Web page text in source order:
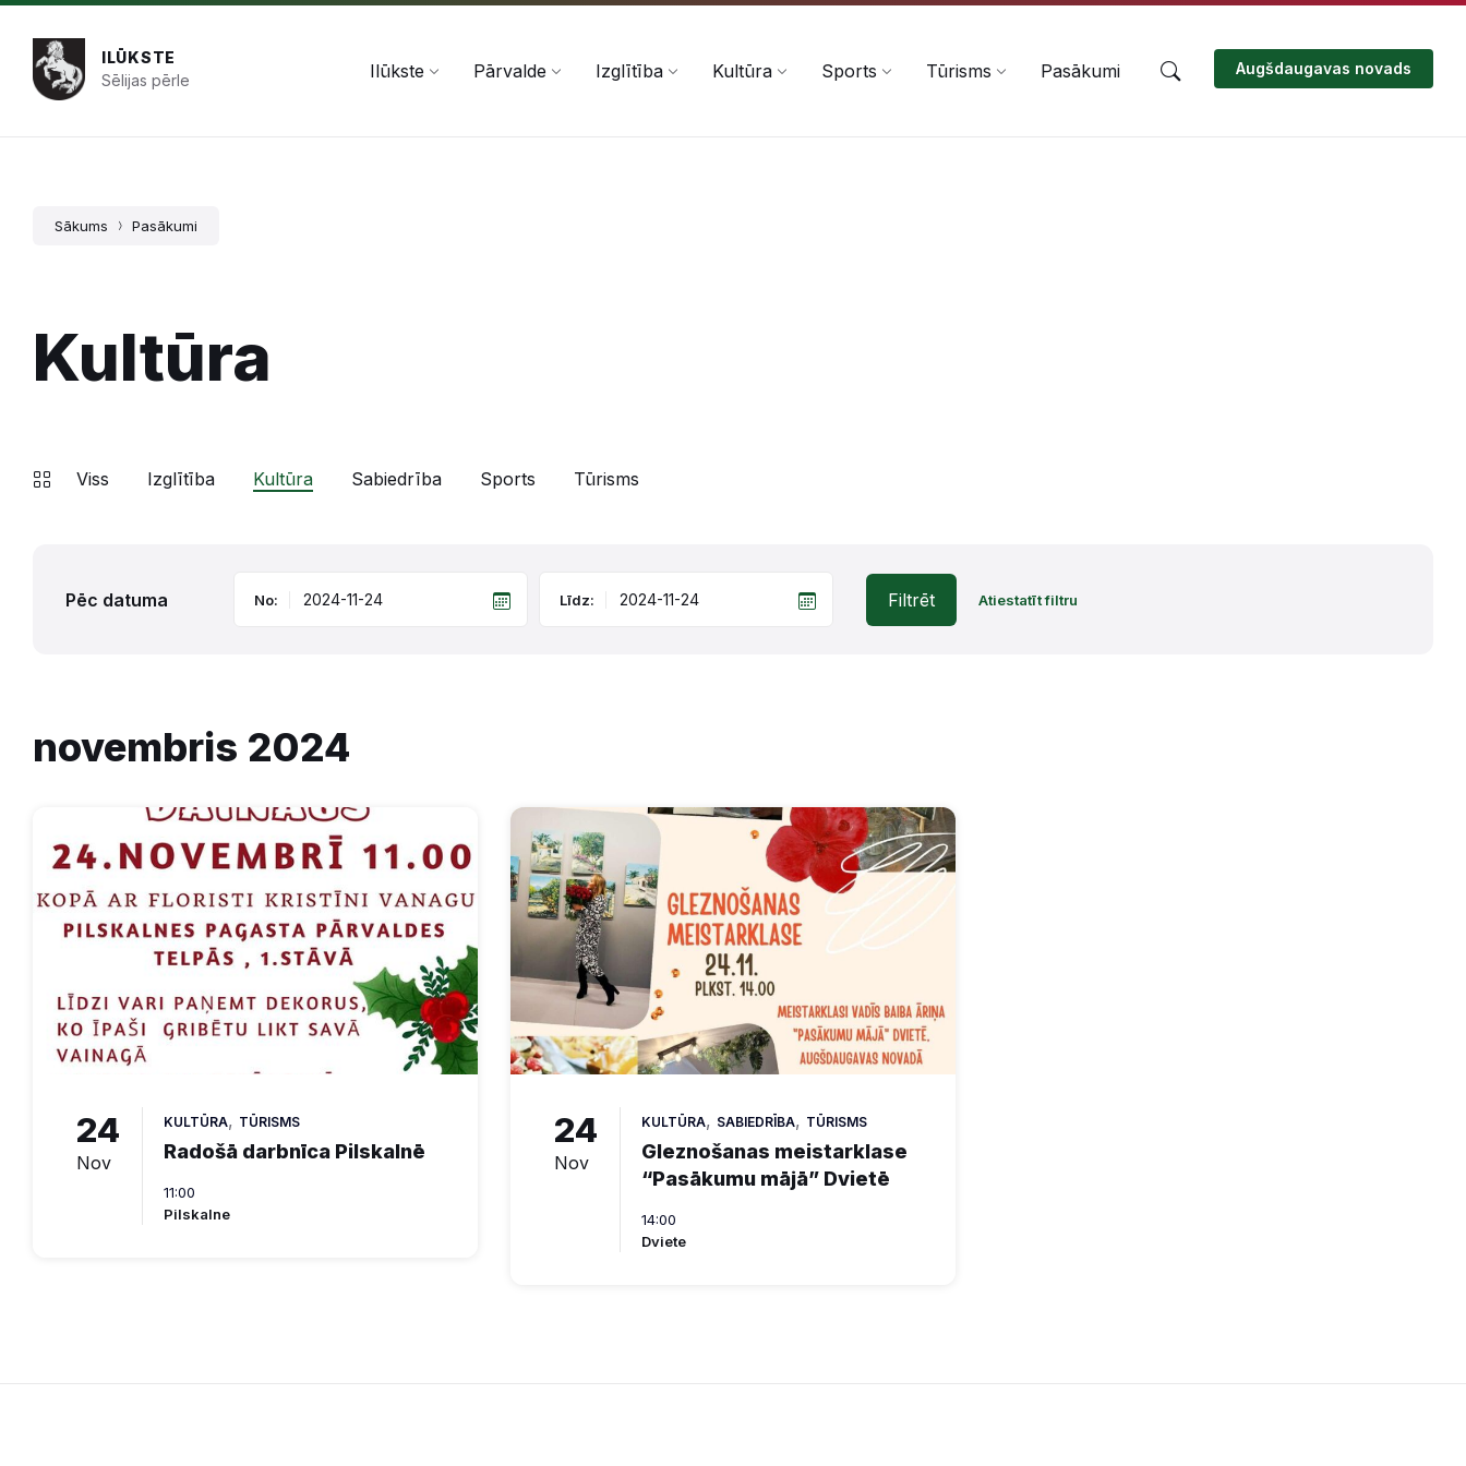
Pāriet
saturu
Skip
navigation
Skip
footer
ILŪKSTE
Sēlijas pērle
Ilūkste Pārvalde Izglītība Kultūra Sports Tūrisms Pasākumi Augšdaugavas novads
Sākums Pasākumi
Kultūra
Viss Izglītība Kultūra Sabiedrība Sports Tūrisms
Pēc datuma No: Līdz: Filtrēt Atiestatīt filtru
novembris 2024
24
Nov
KULTŪRA, TŪRISMS
Radošā darbnīca Pilskalnē
11:00
Pilskalne
24
Nov
KULTŪRA, SABIEDRĪBA, TŪRISMS
Gleznošanas meistarklase
“Pasākumu mājā” Dvietē
14:00
Dviete